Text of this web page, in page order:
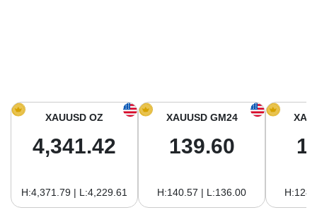
Precio del Oro hoy en América del sur
XAUUSD OZ
4,341.42
H:4,371.79 | L:4,229.61
XAUUSD GM24
139.60
H:140.57 | L:136.00